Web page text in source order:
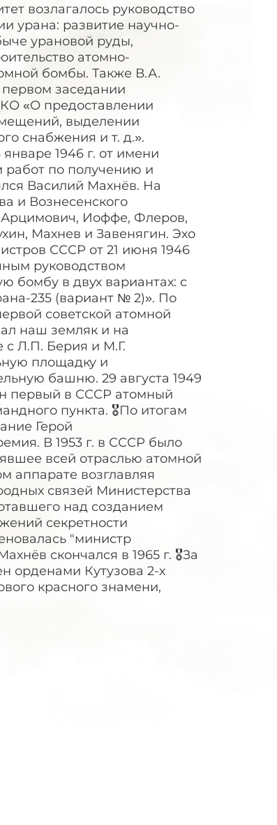
возлагалось руководство
урана: развитие научно-
урановой руды,
атомно-
бомбы. Также В.А.
заседании
«О предоставлении
выделении
снабжения и т. д.».
1946 г. от имени
работ по получению и
Василий Махнёв. На
и Вознесенского
Арцимович, Иоффе, Флеров,
Махнев и Завенягин. Эхо
СССР от 21 июня 1946
руководством
бомбу в двух вариантах: с
235 (вариант № 2)». По
советской атомной
наш земляк и на
с Л.П. Берия и М.Г.
площадку и
башню. 29 августа 1949
первый в СССР атомный
пункта. 🎖По итогам
Герой
В 1953 г. в СССР было
всей отраслью атомной
аппарате возглавляя
связей Министерства
над созданием
секретности
"министр
скончался в 1965 г. 🎖За
орденами Кутузова 2-х
красного знамени,